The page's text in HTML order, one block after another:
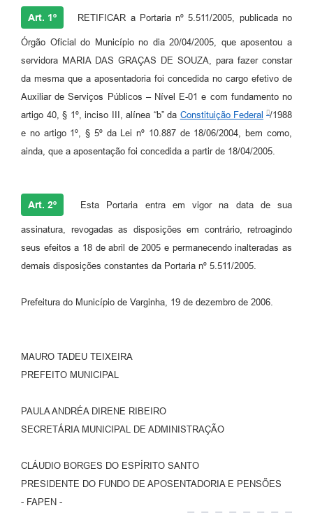
Art. 1º RETIFICAR a Portaria nº 5.511/2005, publicada no
Órgão Oficial do Município no dia 20/04/2005, que aposentou a
servidora MARIA DAS GRAÇAS DE SOUZA, para fazer constar
da mesma que a aposentadoria foi concedida no cargo efetivo de
Auxiliar de Serviços Públicos – Nível E-01 e com fundamento no
artigo 40, § 1º, inciso III, alínea “b” da Constituição Federal
/1988
e no artigo 1º, § 5º da Lei nº 10.887 de 18/06/2004, bem como,
ainda, que a aposentação foi concedida a partir de 18/04/2005.
Art. 2º Esta Portaria entra em vigor na data de sua
assinatura, revogadas as disposições em contrário, retroagindo
seus efeitos a 18 de abril de 2005 e permanecendo inalteradas as
demais disposições constantes da Portaria nº 5.511/2005.
Prefeitura do Município de Varginha, 19 de dezembro de 2006.
MAURO TADEU TEIXEIRA
PREFEITO MUNICIPAL
PAULA ANDRÉA DIRENE RIBEIRO
SECRETÁRIA MUNICIPAL DE ADMINISTRAÇÃO
CLÁUDIO BORGES DO ESPÍRITO SANTO
PRESIDENTE DO FUNDO DE APOSENTADORIA E PENSÕES
- FAPEN -